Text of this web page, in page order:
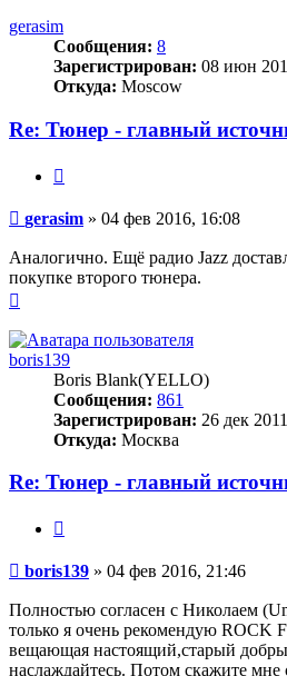
началу
gerasim
Сообщения: 8
Зарегистрирован: 08 июн
Откуда: Moscow
Re: Тюнер - главный
Сообщение
gerasim » 04 фев 2016, 16:08
Аналогично. Ещё радио Jazz
покупке второго тюнера.
началу
boris139
Boris Blank(YELLO)
Сообщения: 861
Зарегистрирован: 26 дек
Откуда: Москва
Re: Тюнер - главный
Сообщение
boris139 » 04 фев 2016, 21:46
Полностью согласен с Николаем
только я очень рекомендую ROCK
вещающая настоящий,старый
наслаждайтесь. Потом скажите мне